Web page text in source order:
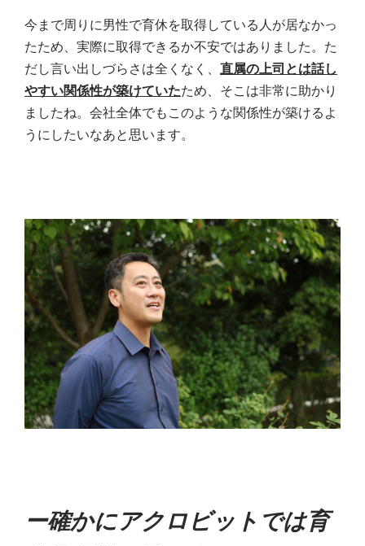
今まで周りに男性で育休を取得している人が居なかっ
たため、実際に取得できるか不安ではありました。た
だし言い出しづらさは全くなく、 直属の上司とは話し
やすい関係性が築けていたため、そこは非常に助かり
ましたね。会社全体でもこのような関係性が築けるよ
うにしたいなあと思います。
ー確かにアクロビットでは育